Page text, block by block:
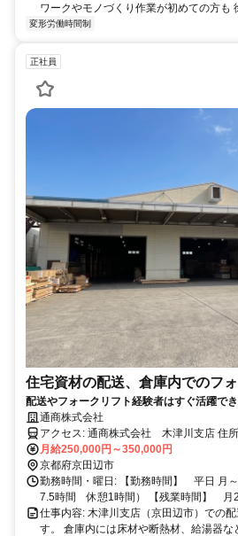
ワークやモノづくり作業が初めての方も
変形労働時間制
正社員
住宅資材の配送、倉庫内でのフ
配送やフォークリフト経験者はすぐ活躍でき
通商株式会社
アクセス: 通商株式会社 木津川支店 住所：京都府京田辺市草内当ノ
木1-8 マイカー、バイク通勤可、交通費
月給250,000円～350,000円
京都府京田辺市
勤務時間・曜日: 【勤務時間】 平日 月
7.5時間 休憩1時間） 【残業時間】 月
仕事内容: 木津川支店（京田辺市）での
す。 倉庫内には床材や断熱材、給湯器な